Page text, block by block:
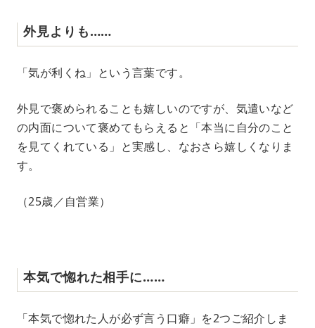
外見よりも……
「気が利くね」という言葉です。
外見で褒められることも嬉しいのですが、気遣いなど
の内面について褒めてもらえると「本当に自分のこと
を見てくれている」と実感し、なおさら嬉しくなりま
す。
（25歳／自営業）
本気で惚れた相手に……
「本気で惚れた人が必ず言う口癖」を2つご紹介しま